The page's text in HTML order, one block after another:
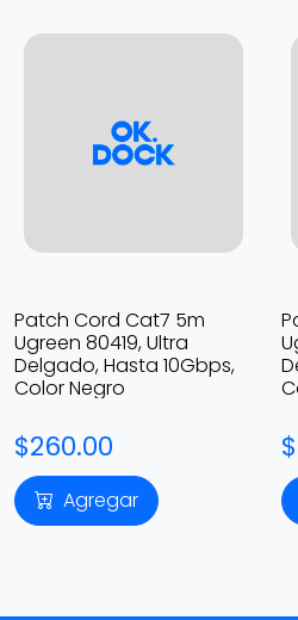
Patch Cord Cat7 5m
Ugreen 80419, Ultra
Delgado, Hasta 10Gbps,
Color Negro
$260.00
Agregar